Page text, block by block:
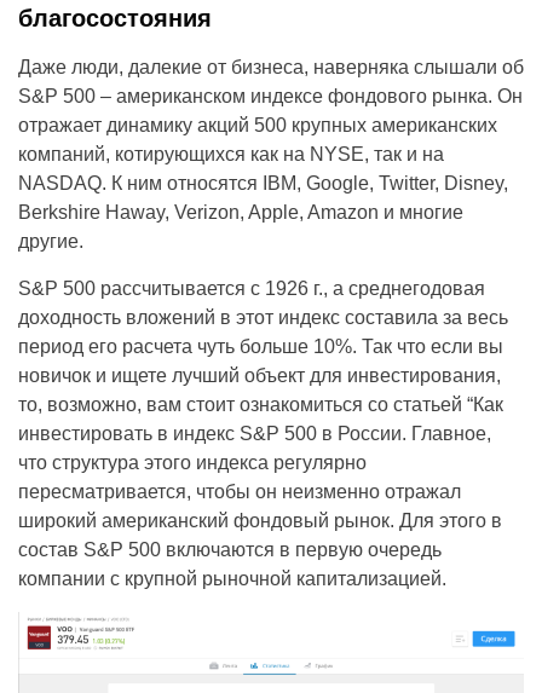
благосостояния
Даже люди, далекие от бизнеса, наверняка слышали об
S&P 500 – американском индексе фондового рынка. Он
отражает динамику акций 500 крупных американских
компаний, котирующихся как на NYSE, так и на
NASDAQ. К ним относятся IBM, Google, Twitter, Disney,
Berkshire Haway, Verizon, Apple, Amazon и многие
другие.
S&P 500 рассчитывается с 1926 г., а среднегодовая
доходность вложений в этот индекс составила за весь
период его расчета чуть больше 10%. Так что если вы
новичок и ищете лучший объект для инвестирования,
то, возможно, вам стоит ознакомиться со статьей “Как
инвестировать в индекс S&P 500 в России. Главное,
что структура этого индекса регулярно
пересматривается, чтобы он неизменно отражал
широкий американский фондовый рынок. Для этого в
состав S&P 500 включаются в первую очередь
компании с крупной рыночной капитализацией.